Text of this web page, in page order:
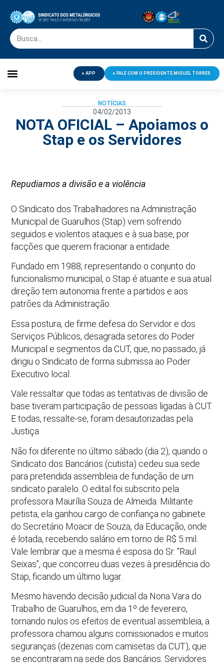
APP FALE COM O PRESIDENTE MIGUEL TORRES
NOTÍCIAS
04/02/2013
NOTA OFICIAL – Apoiamos o
Stap e os Servidores
Repudiamos a divisão e a violência
O Sindicato dos Trabalhadores na Administração
Municipal de Guarulhos (Stap) vem sofrendo
seguidos e violentos ataques e à sua base, por
facções que querem fracionar a entidade.
Fundado em 1988, representando o conjunto do
funcionalismo municipal, o Stap é atuante e sua atual
direção tem autonomia frente a partidos e aos
patrões da Administração.
Essa postura, de firme defesa do Servidor e dos
Serviços Públicos, desagrada setores do Poder
Municipal e segmentos da CUT, que, no passado, já
dirigiu o Sindicato de forma submissa ao Poder
Executivo local.
Vale ressaltar que todas as tentativas de divisão de
base tiveram participação de pessoas ligadas à CUT.
E todas, ressalte-se, foram desautorizadas pela
Justiça.
Não foi diferente no último sábado (dia 2), quando o
Sindicato dos Bancários (cutista) cedeu sua sede
para pretendida assembleia de fundação de um
sindicato paralelo. O edital foi subscrito pela
professora Maurília Souza de Almeida. Militante
petista, ela ganhou cargo de confiança no gabinete
do Secretário Moacir de Souza, da Educação, onde
é lotada, recebendo salário em torno de R$ 5 mil.
Vale lembrar que a mesma é esposa do Sr. “Raul
Seixas”, que concorreu duas vezes à presidência do
Stap, ficando um último lugar.
Mesmo havendo decisão judicial da Nona Vara do
Trabalho de Guarulhos, em dia 1º de fevereiro,
tornando nulos os efeitos de eventual assembleia, a
professora chamou alguns comissionados e muitos
seguranças (dezenas com camisetas da CUT), que
se encontraram na sede dos Bancários. Servidores